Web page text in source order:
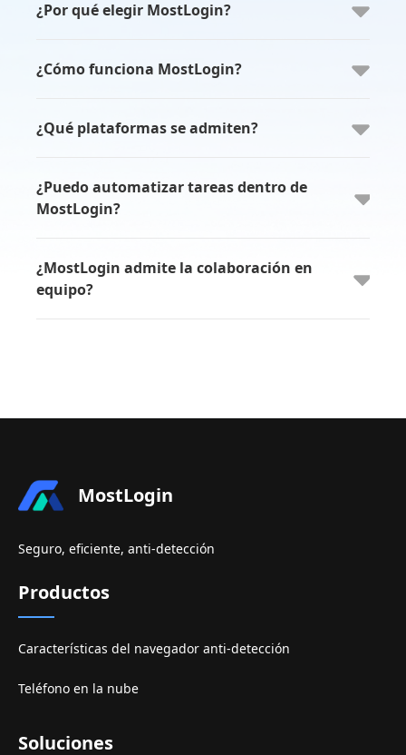
¿Por qué elegir MostLogin?
¿Cómo funciona MostLogin?
¿Qué plataformas se admiten?
¿Puedo automatizar tareas dentro de
MostLogin?
¿MostLogin admite la colaboración en
equipo?
MostLogin
Seguro, eficiente, anti-detección
Productos
Características del navegador anti-detección
Teléfono en la nube
Soluciones